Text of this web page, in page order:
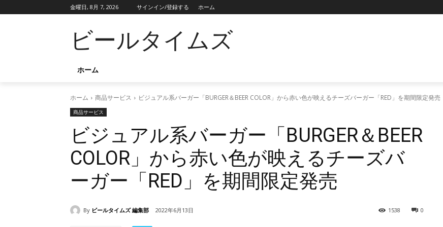
金曜日, 8月 7, 2026 サインイン/登録する ホーム
ビールタイムズ
ホーム
ホーム 商品サービス ビジュアル系バーガー「BURGER＆BEER COLOR」から赤い色が映えるチーズバーガー「RED」を期間限定発売
商品サービス
ビジュアル系バーガー「BURGER＆BEER
COLOR」から赤い色が映えるチーズバ
ーガー「RED」を期間限定発売
By ビールタイムズ 編集部 2022年6月13日 0
1538